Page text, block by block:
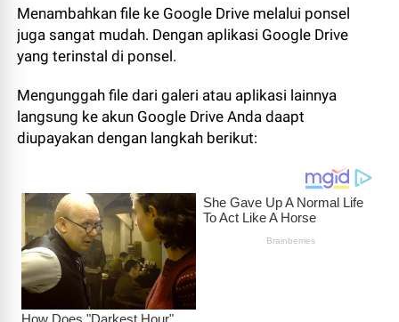
Menambahkan file ke Google Drive melalui ponsel
juga sangat mudah. Dengan aplikasi Google Drive
yang terinstal di ponsel.
Mengunggah file dari galeri atau aplikasi lainnya
langsung ke akun Google Drive Anda daapt
diupayakan dengan langkah berikut: